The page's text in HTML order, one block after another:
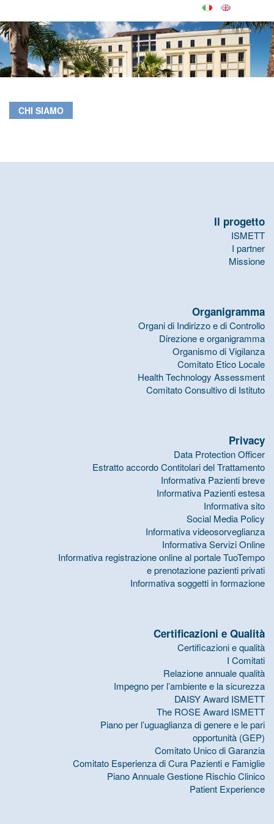
CHI SIAMO
Il progetto
ISMETT
I partner
Missione
Organigramma
Organi di Indirizzo e di Controllo
Direzione e organigramma
Organismo di Vigilanza
Comitato Etico Locale
Health Technology Assessment
Comitato Consultivo di Istituto
Privacy
Data Protection Officer
Estratto accordo Contitolari del Trattamento
Informativa Pazienti breve
Informativa Pazienti estesa
Informativa sito
Social Media Policy
Informativa videosorveglianza
Informativa Servizi Online
Informativa registrazione online al portale TuoTempo
e prenotazione pazienti privati
Informativa soggetti in formazione
Certificazioni e Qualità
Certificazioni e qualità
I Comitati
Relazione annuale qualità
Impegno per l’ambiente e la sicurezza
DAISY Award ISMETT
The ROSE Award ISMETT
Piano per l’uguaglianza di genere e le pari
opportunità (GEP)
Comitato Unico di Garanzia
Comitato Esperienza di Cura Pazienti e Famiglie
Piano Annuale Gestione Rischio Clinico
Patient Experience